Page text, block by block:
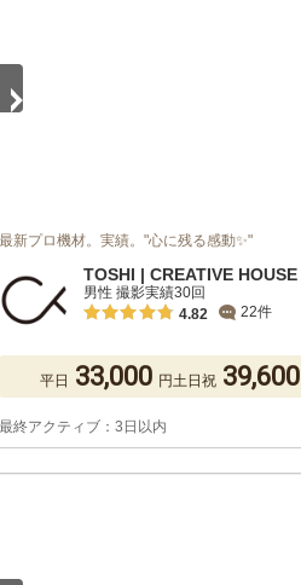
最新プロ機材。実績。"心に残る感動✨"
TOSHI | CREATIVE HOUSE
男性 撮影実績30回
4.82
22件
平日 33,000 円土日祝 39,600
最終アクティブ：3日以内